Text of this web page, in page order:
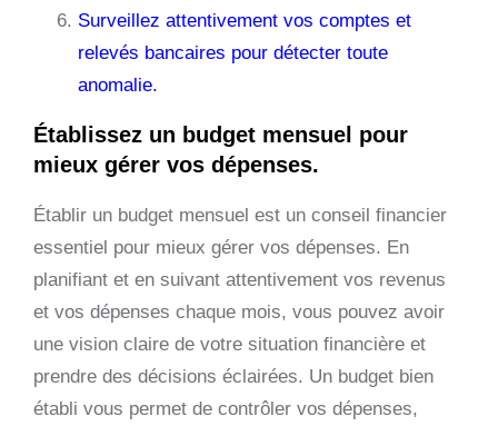
Surveillez attentivement vos comptes et
relevés bancaires pour détecter toute
anomalie.
Établissez un budget mensuel pour
mieux gérer vos dépenses.
Établir un budget mensuel est un conseil financier
essentiel pour mieux gérer vos dépenses. En
planifiant et en suivant attentivement vos revenus
et vos dépenses chaque mois, vous pouvez avoir
une vision claire de votre situation financière et
prendre des décisions éclairées. Un budget bien
établi vous permet de contrôler vos dépenses,